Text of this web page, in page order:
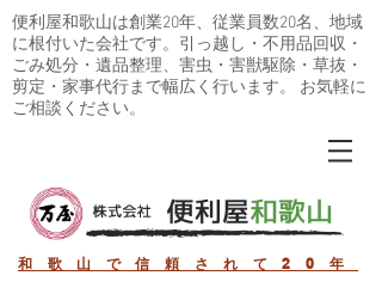
便利屋和歌山は創業20年、従業員数20名、地域
に根付いた会社です。引っ越し・不用品回収・
ごみ処分・遺品整理、害虫・害獣駆除・草抜・
剪定・家事代行まで幅広く行います。 お気軽に
ご相談ください。
和歌山で信頼されて20年